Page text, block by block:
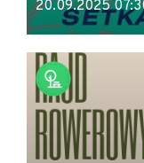
20.09.2025